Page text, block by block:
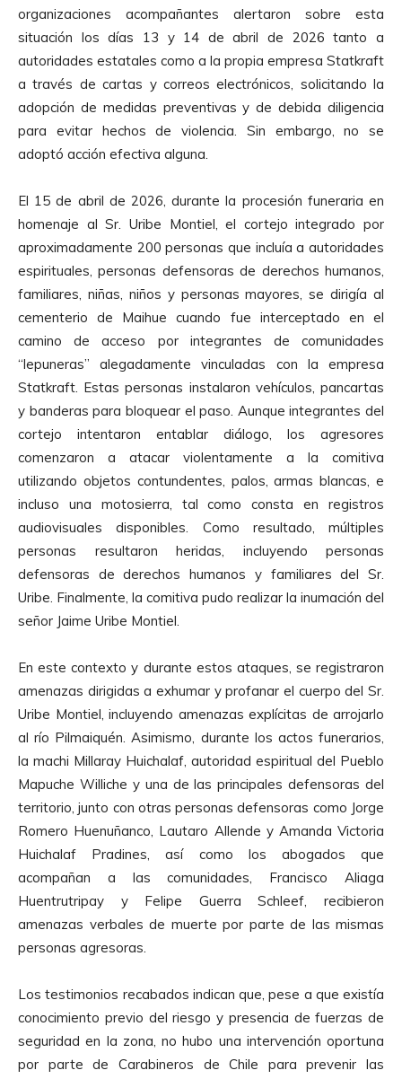
organizaciones acompañantes alertaron sobre esta
situación los días 13 y 14 de abril de 2026 tanto a
autoridades estatales como a la propia empresa Statkraft
a través de cartas y correos electrónicos, solicitando la
adopción de medidas preventivas y de debida diligencia
para evitar hechos de violencia. Sin embargo, no se
adoptó acción efectiva alguna.
El 15 de abril de 2026, durante la procesión funeraria en
homenaje al Sr. Uribe Montiel, el cortejo integrado por
aproximadamente 200 personas que incluía a autoridades
espirituales, personas defensoras de derechos humanos,
familiares, niñas, niños y personas mayores, se dirigía al
cementerio de Maihue cuando fue interceptado en el
camino de acceso por integrantes de comunidades
“lepuneras” alegadamente vinculadas con la empresa
Statkraft. Estas personas instalaron vehículos, pancartas
y banderas para bloquear el paso. Aunque integrantes del
cortejo intentaron entablar diálogo, los agresores
comenzaron a atacar violentamente a la comitiva
utilizando objetos contundentes, palos, armas blancas, e
incluso una motosierra, tal como consta en registros
audiovisuales disponibles. Como resultado, múltiples
personas resultaron heridas, incluyendo personas
defensoras de derechos humanos y familiares del Sr.
Uribe. Finalmente, la comitiva pudo realizar la inumación del
señor Jaime Uribe Montiel.
En este contexto y durante estos ataques, se registraron
amenazas dirigidas a exhumar y profanar el cuerpo del Sr.
Uribe Montiel, incluyendo amenazas explícitas de arrojarlo
al río Pilmaiquén. Asimismo, durante los actos funerarios,
la machi Millaray Huichalaf, autoridad espiritual del Pueblo
Mapuche Williche y una de las principales defensoras del
territorio, junto con otras personas defensoras como Jorge
Romero Huenuñanco, Lautaro Allende y Amanda Victoria
Huichalaf Pradines, así como los abogados que
acompañan a las comunidades, Francisco Aliaga
Huentrutripay y Felipe Guerra Schleef, recibieron
amenazas verbales de muerte por parte de las mismas
personas agresoras.
Los testimonios recabados indican que, pese a que existía
conocimiento previo del riesgo y presencia de fuerzas de
seguridad en la zona, no hubo una intervención oportuna
por parte de Carabineros de Chile para prevenir las